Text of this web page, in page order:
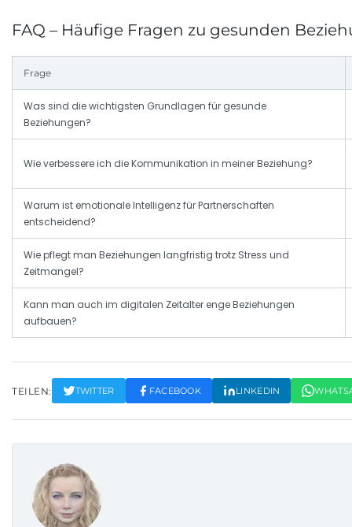
FAQ – Häufige Fragen zu gesunden
Frage
Was sind die wichtigsten Grundlagen für gesunde
Beziehungen?
Wie verbessere ich die Kommunikation in meiner Beziehung?
Warum ist emotionale Intelligenz für Partnerschaften
entscheidend?
Wie pflegt man Beziehungen langfristig trotz Stress und
Zeitmangel?
Kann man auch im digitalen Zeitalter enge Beziehungen
aufbauen?
TEILEN: TWITTER FACEBOOK LINKEDIN